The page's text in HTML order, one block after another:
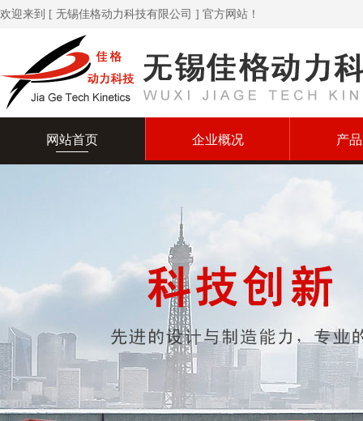
欢迎来到 [ 无锡佳格动力科技有限公司 ] 官方网站！
网站首页 企业概况 产